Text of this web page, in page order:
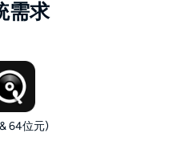
需求
64位元)